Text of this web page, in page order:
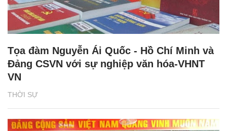
THỜI SỰ
Tọa đàm Nguyễn Ái Quốc - Hồ Chí Minh và
Đảng CSVN với sự nghiệp văn hóa-VHNT
VN